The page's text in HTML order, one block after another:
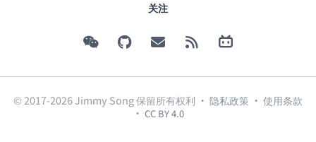
关注
© 2017-2026 Jimmy Song 保留所有权利 · 隐私政策 · 使用条款
· CC BY 4.0